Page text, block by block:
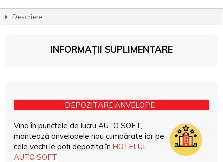
Descriere
INFORMAȚII SUPLIMENTARE
DEPOZITARE ANVELOPE
Vino în punctele de lucru AUTO SOFT,
montează anvelopele nou cumpărate iar pe
cele vechi le poți depozita în HOTELUL
AUTO SOFT